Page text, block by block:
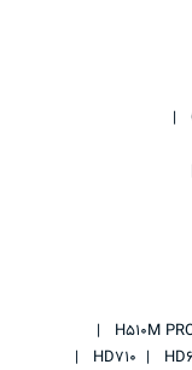
H510M
HD710